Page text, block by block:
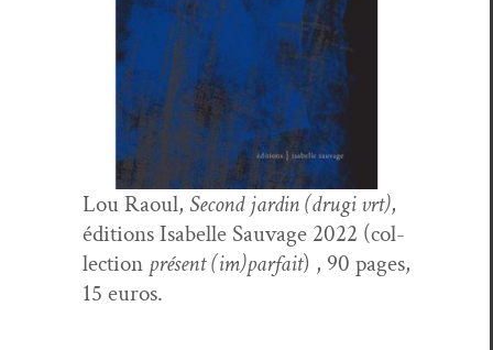
Lou Raoul, Sec­ond jardin (dru­gi vrt),
édi­tions Isabelle Sauvage 2022 (col­
lec­tion présent (im)parfait) , 90 pages,
15 euros.